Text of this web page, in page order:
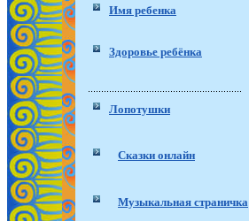
Имя ребенка
Здоровье ребёнка
Лопотушки
Сказки онлайн
Музыкальная страничка